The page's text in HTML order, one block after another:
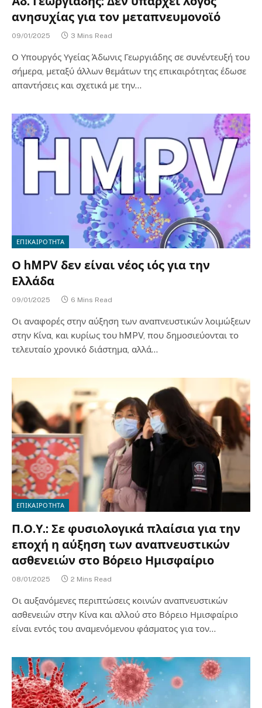
ανησυχίας για τον μεταπνευμονοϊό
09/01/2025 3 Mins Read
Ο Υπουργός Υγείας Άδωνις Γεωργιάδης σε συνέντευξή του
σήμερα, μεταξύ άλλων θεμάτων της επικαιρότητας έδωσε
απαντήσεις και σχετικά με την…
ΕΠΙΚΑΙΡΟΤΗΤΑ
Ο hMPV δεν είναι νέος ιός για την
Ελλάδα
09/01/2025 6 Mins Read
Οι αναφορές στην αύξηση των αναπνευστικών λοιμώξεων
στην Κίνα, και κυρίως του hMPV, που δημοσιεύονται το
τελευταίο χρονικό διάστημα, αλλά…
ΕΠΙΚΑΙΡΟΤΗΤΑ
Π.Ο.Υ.: Σε φυσιολογικά πλαίσια για την
εποχή η αύξηση των αναπνευστικών
ασθενειών στο Βόρειο Ημισφαίριο
08/01/2025 2 Mins Read
Οι αυξανόμενες περιπτώσεις κοινών αναπνευστικών
ασθενειών στην Κίνα και αλλού στο Βόρειο Ημισφαίριο
είναι εντός του αναμενόμενου φάσματος για τον…